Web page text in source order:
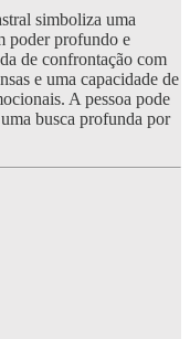
simboliza uma
poder profundo e
de confrontação com
e uma capacidade de
A pessoa pode
busca profunda por